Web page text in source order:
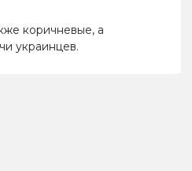
коричневые, а
украинцев.